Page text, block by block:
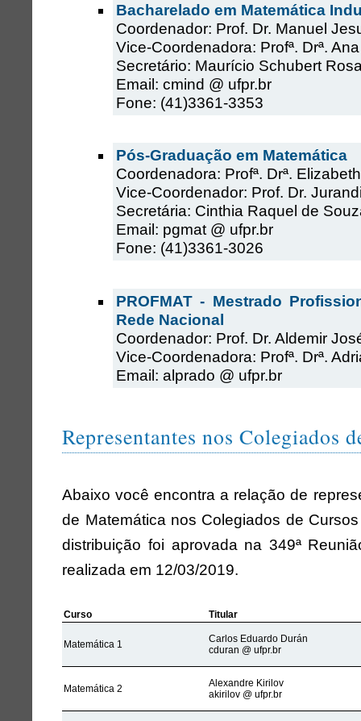
Bacharelado em Matemática
Coordenador: Prof. Dr. Manuel
Vice-Coordenadora: Profª. Drª.
Secretário: Maurício Schubert
Email: cmind @ ufpr.br
Fone: (41)3361-3353
Pós-Graduação em Matemática
Coordenadora: Profª. Drª.
Vice-Coordenador: Prof. Dr.
Secretária: Cinthia Raquel de
Email: pgmat @ ufpr.br
Fone: (41)3361-3026
PROFMAT - Mestrado
Rede Nacional
Coordenador: Prof. Dr. Aldemir
Vice-Coordenadora: Profª. Drª.
Email: alprado @ ufpr.br
Representantes nos Colegiados
Abaixo você encontra a relação de
de Matemática nos Colegiados de
distribuição foi aprovada na 349ª
realizada em 12/03/2019.
Curso Titular
Matemática 1
Carlos Eduardo Durán
cduran @ ufpr.br
Matemática 2
Alexandre Kirilov
akirilov @ ufpr.br